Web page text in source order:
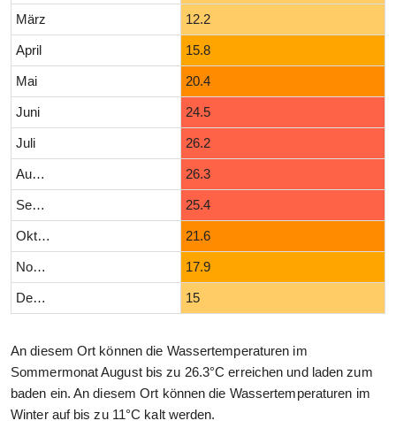
März 12.2
April 15.8
Mai 20.4
Juni 24.5
Juli 26.2
August 26.3
September 25.4
Oktober 21.6
November 17.9
Dezember 15
An diesem Ort können die Wassertemperaturen im
Sommermonat August bis zu 26.3°C erreichen und laden zum
baden ein. An diesem Ort können die Wassertemperaturen im
Winter auf bis zu 11°C kalt werden.